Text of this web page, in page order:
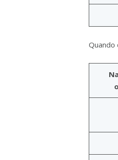
Quando